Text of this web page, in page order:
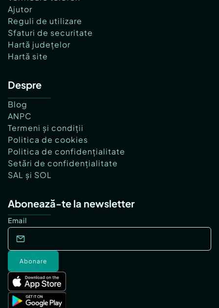
Ajutor
Reguli de utilizare
Sfaturi de securitate
Hartă județelor
Hartă site
Despre
Blog
ANPC
Termeni și condiții
Politica de cookies
Politica de confidențialitate
Setări de confidențialitate
SAL și SOL
Abonează-te la newsletter
Email
Abonare